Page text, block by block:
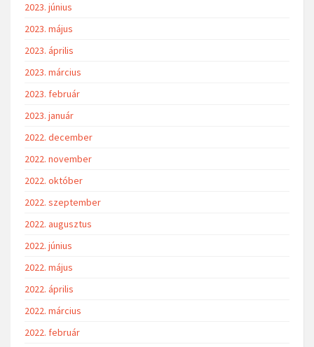
2023. június
2023. május
2023. április
2023. március
2023. február
2023. január
2022. december
2022. november
2022. október
2022. szeptember
2022. augusztus
2022. június
2022. május
2022. április
2022. március
2022. február